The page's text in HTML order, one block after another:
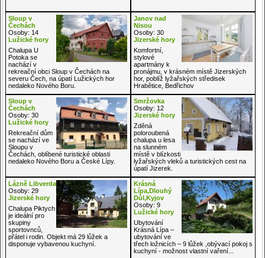
Sloup v
Čechách
Osoby: 14
Lužické hory
Chalupa U
Potoka se
nachází v
rekreační obci Sloup v Čechách na
severu Čech, na úpatí Lužických hor
nedaleko Nového Boru.
Janov nad
Nisou
Osoby: 30
Jizerské hory
Komfortní,
stylové
apartmány k
pronájmu, v krásném místě Jizerských
hor, poblíž lyžařských středisek
Hrabětice, Bedřichov
Sloup v
Čechách
Osoby: 30
Lužické hory
Rekreační dům
se nachází ve
Sloupu v
Čechách, oblíbené turistické oblasti
nedaleko Nového Boru a České Lípy.
Smržovka
Osoby: 12
Jizerské hory
Zděná
poloroubená
chalupa u lesa
na slunném
místě v blízkosti
lyžařských vleků a turistických cest na
úpatí Jizerek.
Lázně Libverda
Osoby: 29
Jizerské hory
Chalupa Piktych
je ideální pro
skupiny
sportovnců,
přátel i rodin. Objekt má 29 lůžek a
disponuje vybavenou kuchyní.
Krásná
Lípa,Dlouhý
Důl,Kyjov
Osoby: 9
Lužické hory
Ubytování
Krásná Lípa –
ubytování ve
třech ložnicích – 9 lůžek ,obývací pokoj s
kuchyní - možnost vlastní vaření...